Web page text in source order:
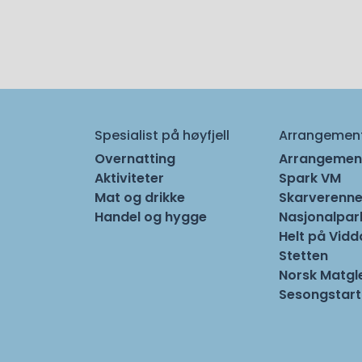
Spesialist på høyfjell
Overnatting
Aktiviteter
Mat og drikke
Handel og hygge
Spark VM
Helt på
Stetten
Norsk